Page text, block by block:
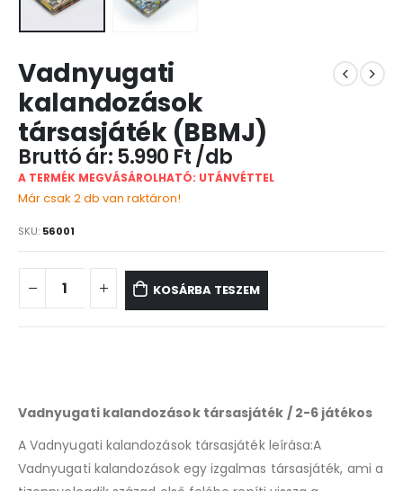
Vadnyugati
kalandozások
társasjáték (BBMJ)
5.990 Ft
A TERMÉK MEGVÁSÁROLHATÓ: UTÁNVÉTTEL
Már csak 2 db van raktáron!
SKU: 56001
KOSÁRBA TESZEM
Vadnyugati kalandozások társasjáték / 2-6 játékos
A Vadnyugati kalandozások társasjáték leírása:A
Vadnyugati kalandozások egy izgalmas társasjáték, ami a